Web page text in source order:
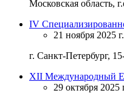
Московская область,
IV
21 ноября 2025 г.
г. Санкт-Петербург,
XII Международный
29 октября 2025